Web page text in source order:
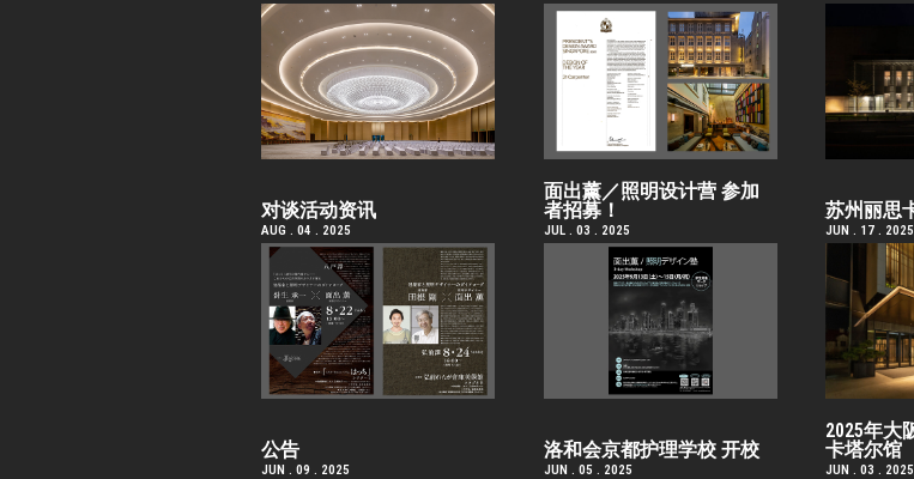
对谈活动资讯
AUG . 04 . 2025
面出薰／照明设计营 参加
者招募！
JUL . 03 . 2025
苏州丽思
JUN . 17 . 2025
公告
JUN . 09 . 2025
洛和会京都护理学校 开校
JUN . 05 . 2025
2025年大
卡塔尔馆
JUN . 03 . 2025